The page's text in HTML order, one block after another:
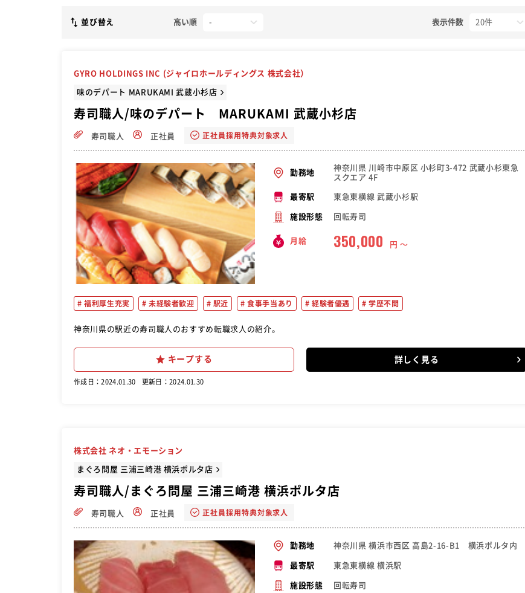
並び替え 高い順 表示件数
GYRO HOLDINGS INC (ジャイロホールディングス 株式会社）
味のデパート MARUKAMI 武蔵小杉店
寿司職人/味のデパート MARUKAMI 武蔵小杉店
寿司職人 正社員 正社員採用特典対象求人
勤務地
神奈川県 川崎市中原区 小杉町3-472 武蔵小杉東急
スクエア 4F
最寄駅 東急東横線 武蔵小杉駅
施設形態 回転寿司
月給 350,000 円 〜
福利厚生充実 未経験者歓迎 駅近 食事手当あり 経験者優遇 学歴不問
神奈川県の駅近の寿司職人のおすすめ転職求人の紹介。
キープする 詳しく見る
作成日：2024.01.30 更新日：2024.01.30
株式会社 ネオ・エモーション
まぐろ問屋 三浦三崎港 横浜ポルタ店
寿司職人/まぐろ問屋 三浦三崎港 横浜ポルタ店
寿司職人 正社員 正社員採用特典対象求人
勤務地 神奈川県 横浜市西区 高島2-16-B1 横浜ポルタ内
最寄駅 東急東横線 横浜駅
施設形態 回転寿司